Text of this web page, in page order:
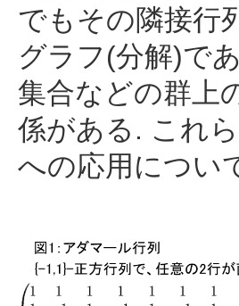
でもその隣接行
グラフ(分解)で
集合などの群上
係がある. これ
への応用につい